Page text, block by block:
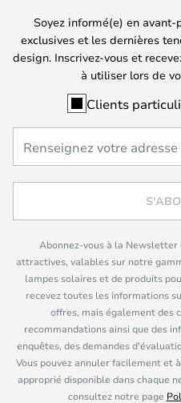
Soyez informé(e) en
exclusives et les dernières
design. Inscrivez-vous et
à utiliser lors de
Clients
Abonnez-vous à la
attractives, valables sur notre
lampes solaires et de produits
recevez toutes les informations
offres, mais également des
recommandations ainsi que des
enquêtes, des demandes
Vous pouvez annuler facilement et
approprié disponible dans chaque
consultez notre page